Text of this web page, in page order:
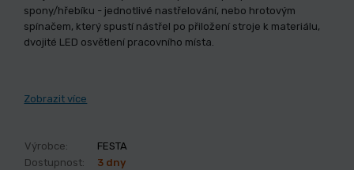
spony/hřebíku - jednotlivé nastřelování, nebo hrotovým
spínačem, který spustí nástřel po přiložení stroje k materiálu,
dvojité LED osvětlení pracovního místa.
Zobrazit více
Výrobce:
FESTA
Dostupnost:
3 dny